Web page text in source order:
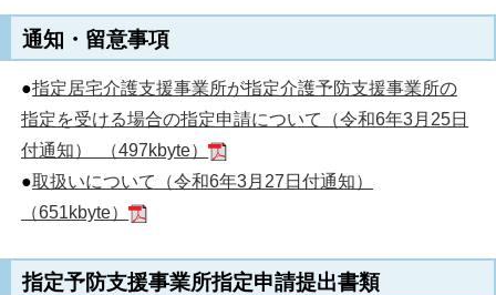
通知・留意事項
●指定居宅介護支援事業所が指定介護予防支援事業所の
指定を受ける場合の指定申請について（令和6年3月25日
付通知） （497kbyte）
●取扱いについて（令和6年3月27日付通知）
（651kbyte）
指定予防支援事業所指定申請提出書類